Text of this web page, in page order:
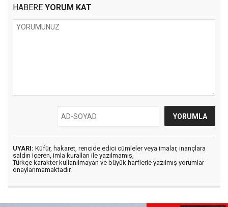
HABERE YORUM KAT
UYARI: Küfür, hakaret, rencide edici cümleler veya imalar, inançlara
saldırı içeren, imla kuralları ile yazılmamış,
Türkçe karakter kullanılmayan ve büyük harflerle yazılmış yorumlar
onaylanmamaktadır.